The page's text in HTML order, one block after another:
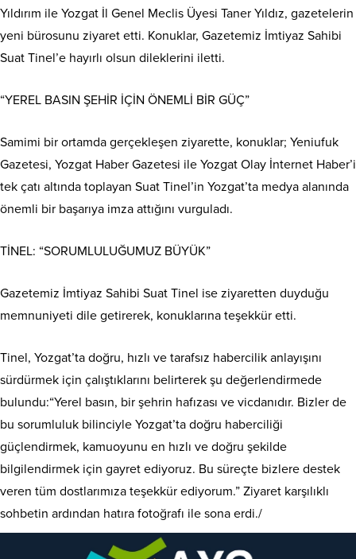
Yıldırım ile Yozgat İl Genel Meclis Üyesi Taner Yıldız, gazetelerin
yeni bürosunu ziyaret etti. Konuklar, Gazetemiz İmtiyaz Sahibi
Suat Tinel’e hayırlı olsun dileklerini iletti.
“YEREL BASIN ŞEHİR İÇİN ÖNEMLİ BİR GÜÇ”
Samimi bir ortamda gerçekleşen ziyarette, konuklar; Yeniufuk
Gazetesi, Yozgat Haber Gazetesi ile Yozgat Olay İnternet Haber’i
tek çatı altında toplayan Suat Tinel’in Yozgat’ta medya alanında
önemli bir başarıya imza attığını vurguladı.
TİNEL: “SORUMLULUĞUMUZ BÜYÜK”
Gazetemiz İmtiyaz Sahibi Suat Tinel ise ziyaretten duyduğu
memnuniyeti dile getirerek, konuklarına teşekkür etti.
Tinel, Yozgat’ta doğru, hızlı ve tarafsız habercilik anlayışını
sürdürmek için çalıştıklarını belirterek şu değerlendirmede
bulundu:“Yerel basın, bir şehrin hafızası ve vicdanıdır. Bizler de
bu sorumluluk bilinciyle Yozgat’ta doğru haberciliği
güçlendirmek, kamuoyunu en hızlı ve doğru şekilde
bilgilendirmek için gayret ediyoruz. Bu süreçte bizlere destek
veren tüm dostlarımıza teşekkür ediyorum.” Ziyaret karşılıklı
sohbetin ardından hatıra fotoğrafı ile sona erdi./